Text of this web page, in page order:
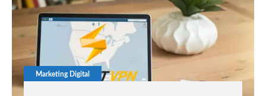
Marketing Digital